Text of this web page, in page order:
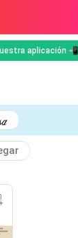
aplicación 📲